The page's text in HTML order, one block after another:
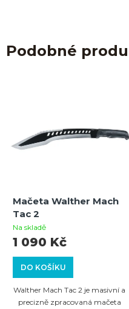
Podobné
Mačeta Walther Mach
Tac 2
Na skladě
DO KOŠÍKU
1 090 Kč
Walther Mach Tac 2 je masivní a
precizně zpracovaná mačeta